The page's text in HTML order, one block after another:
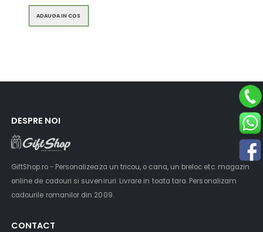
ADAUGA IN COS
$49.00
Brown Women
Casual HandBag
$49.00
Casual
Blue
DESPRE NOI
GiftShop.ro - Personalizeaza un tricou, o cana, un breloc etc. magazin
online de cadouri si suveniruri. Livrare in toata tara. Personalizam
cadourile romanilor din 2009.
CONTACT